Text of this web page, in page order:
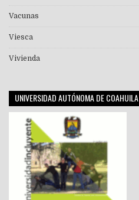
Vacunas
Viesca
Vivienda
UNIVERSIDAD AUTÓNOMA DE COAHUILA